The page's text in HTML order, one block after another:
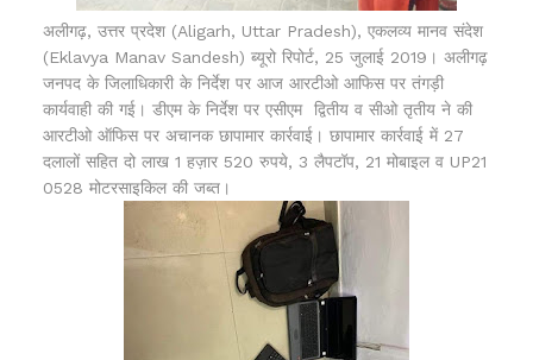
अलीगढ़, उत्तर प्रदेश (Aligarh, Uttar Pradesh), एकलव्य मानव संदेश
(Eklavya Manav Sandesh) ब्यूरो रिपोर्ट, 25 जुलाई 2019। अलीगढ़
जनपद के जिलाधिकारी के निर्देश पर आज आरटीओ आफिस पर तंगड़ी
कार्यवाही की गई। डीएम के निर्देश पर एसीएम द्वितीय व सीओ तृतीय ने की
आरटीओ ऑफिस पर अचानक छापामार कार्रवाई। छापामार कार्रवाई में 27
दलालों सहित दो लाख 1 हज़ार 520 रुपये, 3 लैपटॉप, 21 मोबाइल व UP21
0528 मोटरसाइकिल की जब्त।